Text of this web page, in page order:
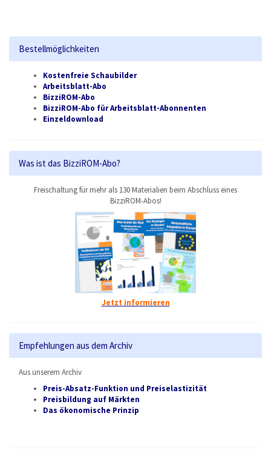
Bestellmöglichkeiten
Kostenfreie Schaubilder
Arbeitsblatt-Abo
BizziROM-Abo
BizziROM-Abo für Arbeitsblatt-Abonnenten
Einzeldownload
Was ist das BizziROM-Abo?
Freischaltung für mehr als 130 Materialien beim Abschluss eines
BizziROM-Abos!
Jetzt informieren
Empfehlungen aus dem Archiv
Aus unserem Archiv
Preis-Absatz-Funktion und Preiselastizität
Preisbildung auf Märkten
Das ökonomische Prinzip